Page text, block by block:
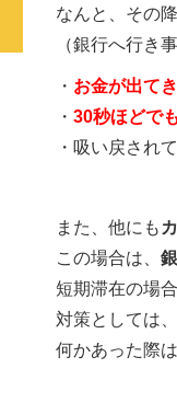
なんと、その
（銀行へ行き
・ お金が出て
・ 30秒ほどで
・吸い戻され
また、他にも
この場合は、
短期滞在の場
対策としては、
何かあった際